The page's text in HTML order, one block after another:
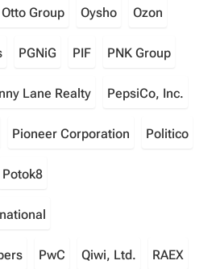
Otto Group Oysho Ozon
PGNiG PIF PNK Group
Lane Realty PepsiCo, Inc.
Pioneer Corporation Politico
Potok8
PwC Qiwi, Ltd. RAEX